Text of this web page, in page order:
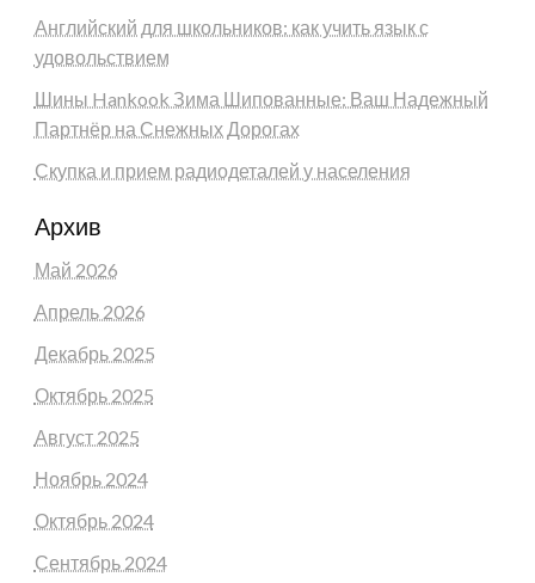
Английский для школьников: как учить язык с
удовольствием
Шины Hankook Зима Шипованные: Ваш Надежный
Партнёр на Снежных Дорогах
Скупка и прием радиодеталей у населения
Архив
Май 2026
Апрель 2026
Декабрь 2025
Октябрь 2025
Август 2025
Ноябрь 2024
Октябрь 2024
Сентябрь 2024